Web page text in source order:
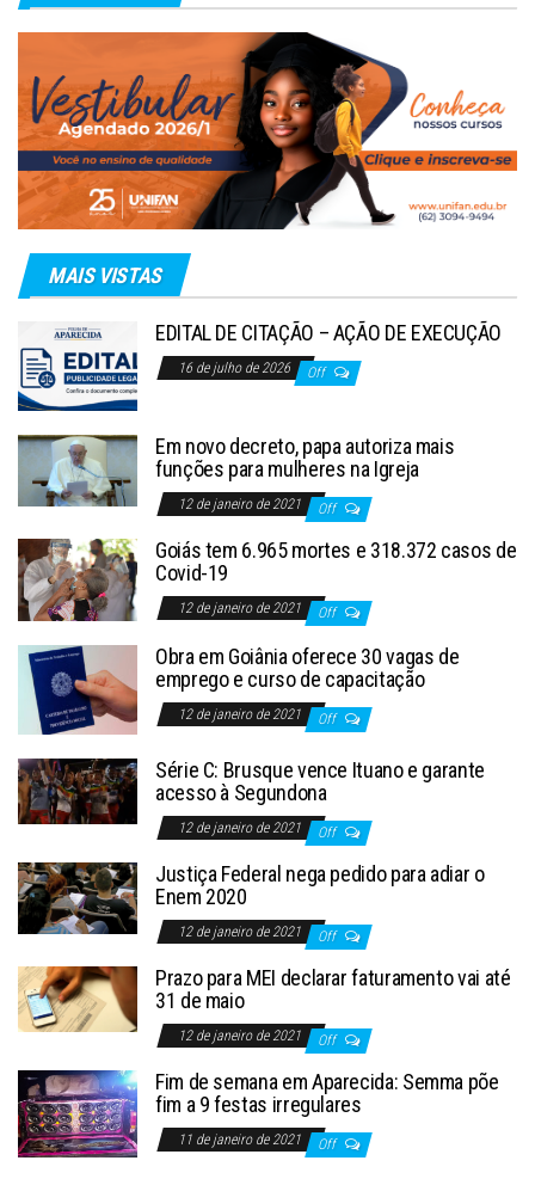
MAIS VISTAS
EDITAL DE CITAÇÃO – AÇÃO DE EXECUÇÃO
16 de julho de 2026 Off
Em novo decreto, papa autoriza mais
funções para mulheres na Igreja
12 de janeiro de 2021 Off
Goiás tem 6.965 mortes e 318.372 casos de
Covid-19
12 de janeiro de 2021 Off
Obra em Goiânia oferece 30 vagas de
emprego e curso de capacitação
12 de janeiro de 2021 Off
Série C: Brusque vence Ituano e garante
acesso à Segundona
12 de janeiro de 2021 Off
Justiça Federal nega pedido para adiar o
Enem 2020
12 de janeiro de 2021 Off
Prazo para MEI declarar faturamento vai até
31 de maio
12 de janeiro de 2021 Off
Fim de semana em Aparecida: Semma põe
fim a 9 festas irregulares
11 de janeiro de 2021 Off